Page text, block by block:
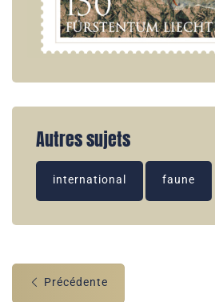
Autres sujets
international faune
Précédente